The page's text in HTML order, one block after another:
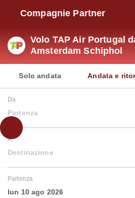
Compagnie Partner
Volo TAP Air Portugal
Amsterdam Schiphol
Solo andata Andata e
Da
Partenza
A
Destinazione
Partenza
lun 10 ago 2026